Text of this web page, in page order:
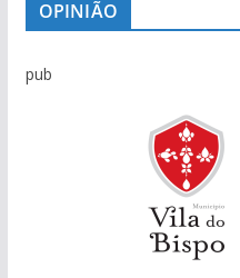
OPINIÃO
pub